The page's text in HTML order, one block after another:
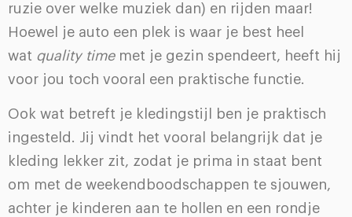
ruzie over welke muziek dan) en rijden maar!
Hoewel je auto een plek is waar je best heel
wat quality timemet je gezin spendeert, heeft hij
voor jou toch vooral een praktische functie.
Ook wat betreft je kledingstijl ben je praktisch
ingesteld. Jij vindt het vooral belangrijk dat je
kleding lekker zit, zodat je prima in staat bent
om met de weekendboodschappen te sjouwen,
achter je kinderen aan te hollen en een rondje